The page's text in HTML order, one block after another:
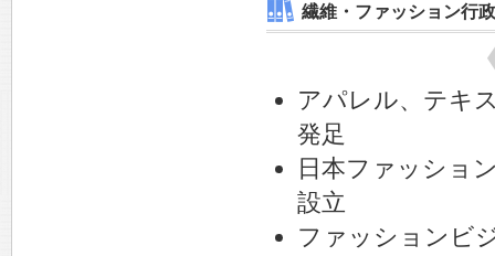
繊維・ファッション行政
アパレル、テキ
発足
日本ファッショ
設立
ファッションビ